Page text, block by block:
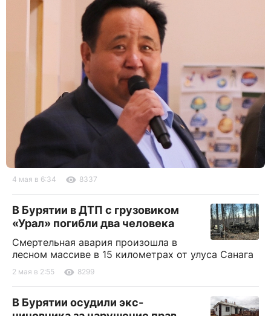
4 мая в 6:34 8337
В Бурятии в ДТП с грузовиком
«Урал» погибли два человека
Смертельная авария произошла в
лесном массиве в 15 километрах от улуса Санага
2 мая в 2:55 8299
В Бурятии осудили экс-